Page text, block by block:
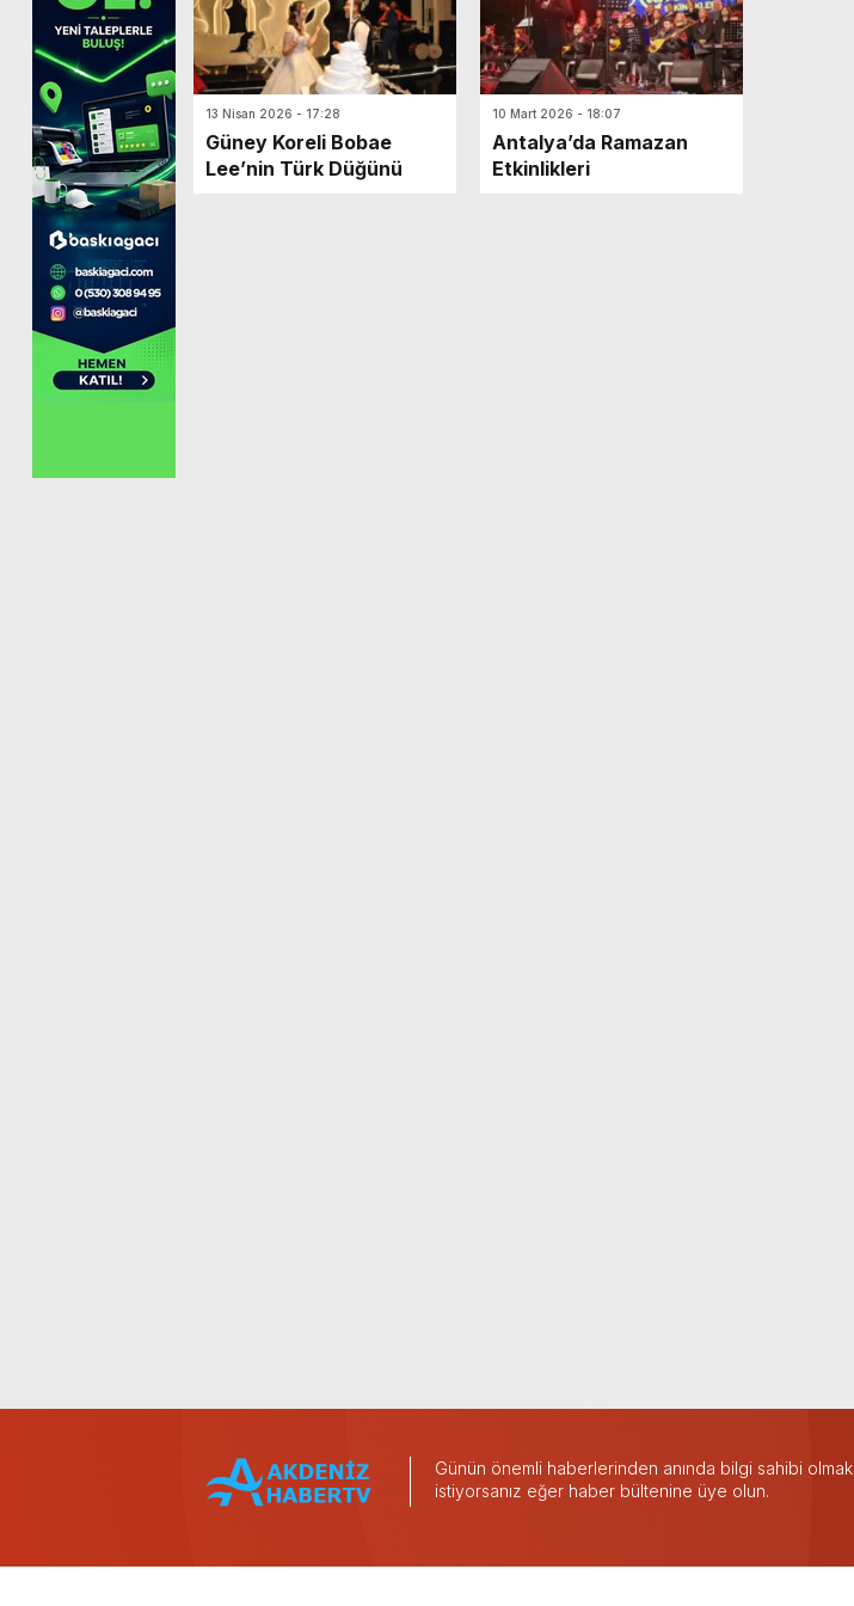
13 Nisan 2026 - 17:28
Güney Koreli Bobae
Lee’nin Türk Düğünü
10 Mart 2026 - 18:07
Antalya’da Ramazan
Etkinlikleri
Günün önemli haberlerinden anında bilgi sahibi olmak
istiyorsanız eğer haber bültenine üye olun.